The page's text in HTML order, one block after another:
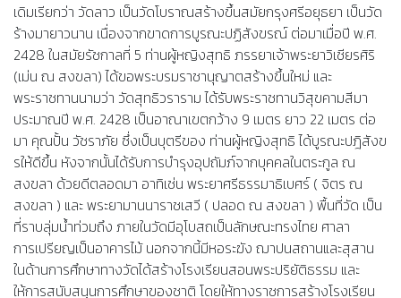
เดิมเรียกว่า วัดลาว เป็นวัดโบราณสร้างขึ้นสมัยกรุงศรีอยุธยา เป็นวัด
ร้างมายาวนาน เนื่องจากขาดการบูรณะปฏิสังขรณ์ ต่อมาเมื่อปี พ.ศ.
2428 ในสมัยรัชกาลที่ 5 ท่านผู้หญิงสุทธิ ภรรยาเจ้าพระยาวิเชียรศิริ
(เม่น ณ สงขลา) ได้ขอพระบรมราชานุญาตสร้างขึ้นใหม่ และ
พระราชทานนามว่า วัดสุทธิวราราม ได้รับพระราชทานวิสุขคามสีมา
ประมาณปี พ.ศ. 2428 เป็นอาณาเขตกว้าง 9 เมตร ยาว 22 เมตร ต่อ
มา คุณปั้น วัชราภัย ซึ่งเป็นบุตรีของ ท่านผู้หญิงสุทธิ ได้บูรณะปฎิสังข
รให้ดีขึ้น หังจากนั้นได้รับการบำรุงอุปถัมภ์จากบุคคลในตระกูล ณ​
สงขลา ด้วยดีตลอดมา อาทิเช่น พระยาศรีธรรมาธิเบศร์ ( จิตร ณ
สงขลา ) และ พระยามานนาราชเสวี ( ปลอด ณ​ สงขลา ) พื้นที่วัด เป็น
ที่ราบลุ่มน้ำท่วมถึง ภายในวัดมีอุโบสถเป็นลักษณะทรงไทย ศาลา
การเปรียญเป็นอาคารไม้ นอกจากนี้มีหอระฆัง ฌาปนสถานและสุสาน
ในด้านการศึกษาทางวัดได้สร้างโรงเรียนสอนพระปริยัติธรรม และ
ให้การสนับสนุนการศึกษาของชาติ โดยให้ทางราชการสร้างโรงเรียน